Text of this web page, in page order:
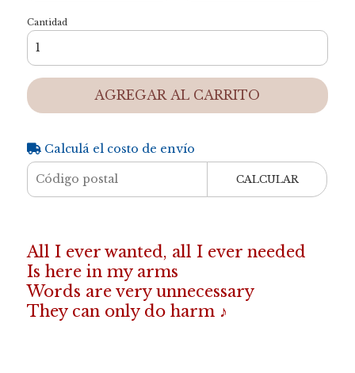
Cantidad
AGREGAR AL CARRITO
Calculá el costo de envío
CALCULAR
All I ever wanted, all I ever needed
Is here in my arms
Words are very unnecessary
They can only do harm ♪